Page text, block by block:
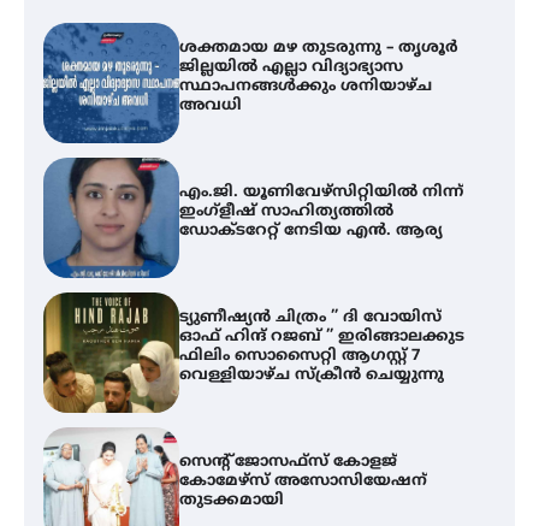
എം.ജി. യൂണിവേഴ്‌സിറ്റിയിൽ നിന്ന്
ഇംഗ്ളീഷ് സാഹിത്യത്തിൽ
ഡോക്ടറേറ്റ് നേടിയ എൻ. ആര്യ
ട്യുണീഷ്യൻ ചിത്രം ” ദി വോയിസ്
ഓഫ് ഹിന്ദ് റജബ് ” ഇരിങ്ങാലക്കുട
ഫിലിം സൊസൈറ്റി ആഗസ്റ്റ് 7
വെള്ളിയാഴ്ച സ്‌ക്രീൻ ചെയ്യുന്നു
സെന്റ് ജോസഫ്സ് കോളജ്
കോമേഴ്‌സ് അസോസിയേഷന്
തുടക്കമായി
കോമേഴ്സ് എക്സ്പോയുമായി
എസ് എൻ ഹയർ സെക്കൻഡറി
വിദ്യാർത്ഥികൾ